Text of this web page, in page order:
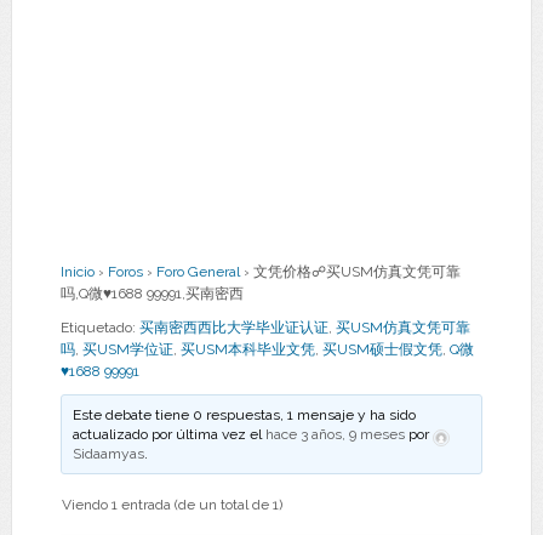
Inicio › Foros › Foro General › 文凭价格☍买USM仿真文凭可靠
吗,Q微♥1688 99991,买南密西
Etiquetado: 买南密西西比大学毕业证认证, 买USM仿真文凭可靠
吗, 买USM学位证, 买USM本科毕业文凭, 买USM硕士假文凭, Q微
♥1688 99991
Este debate tiene 0 respuestas, 1 mensaje y ha sido
actualizado por última vez el hace 3 años, 9 meses por
Sidaamyas.
Viendo 1 entrada (de un total de 1)